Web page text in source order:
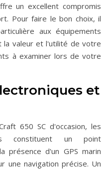
un excellent compromis
Pour faire le bon choix, il
aux équipements
la valeur et l'utilité de votre
à examiner lors de votre
et
650 SC d'occasion, les
constituent un point
présence d'un GPS marin
une navigation précise. Un